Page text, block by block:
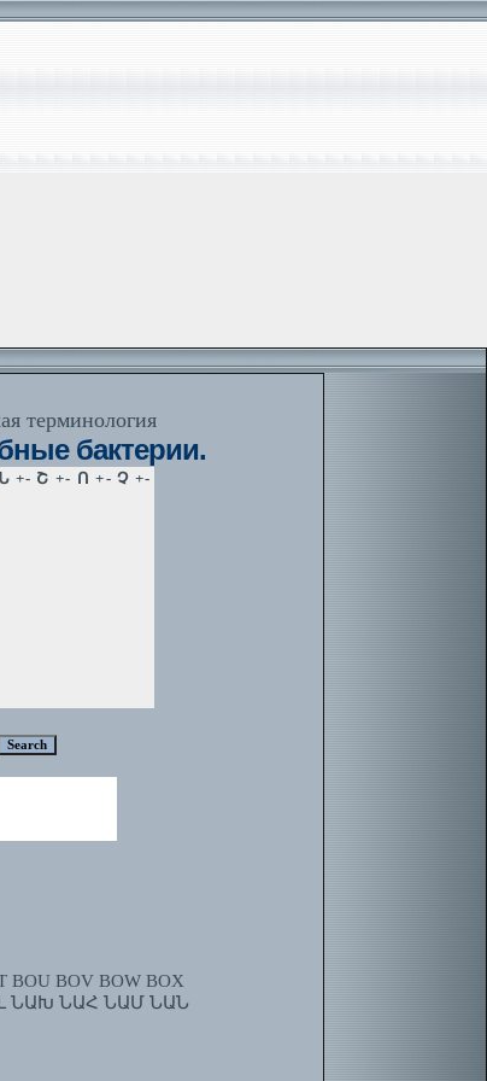
терминология
бактерии.
BOU BOV BOW BOX
ՆԱԽ ՆԱՀ ՆԱՄ ՆԱՆ